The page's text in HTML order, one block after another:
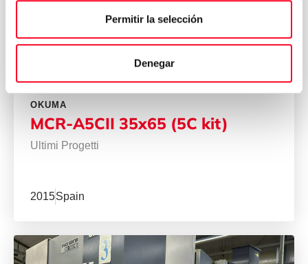
Permitir la selección
Denegar
OKUMA
MCR-A5CII 35x65 (5C kit)
Ultimi Progetti
2015Spain